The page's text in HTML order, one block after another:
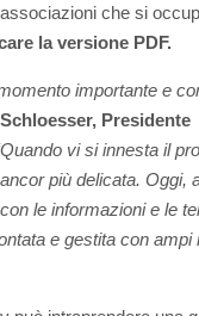
che si
la versione PDF.
importante e
Presidente
vi si innesta il
più delicata. Oggi,
le informazioni e le
e gestita con ampi